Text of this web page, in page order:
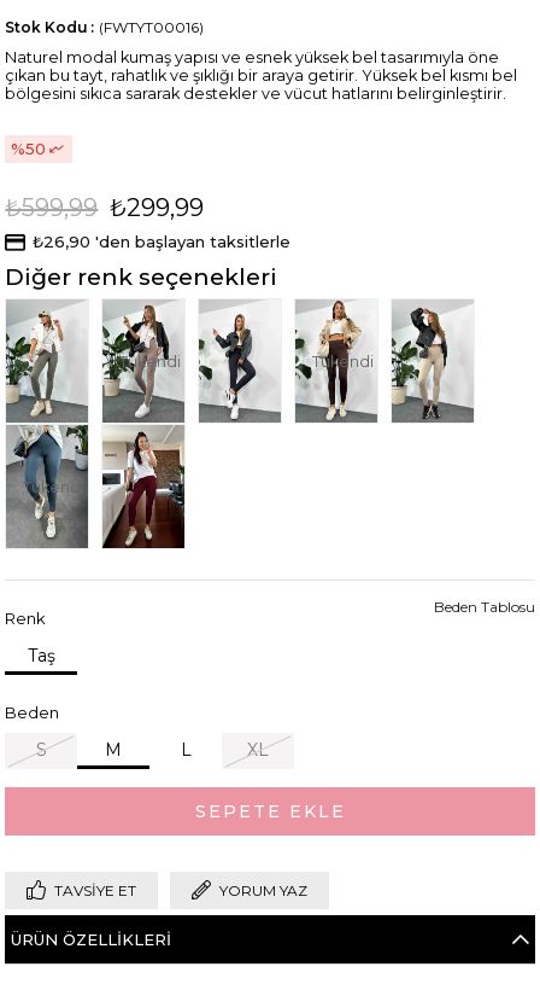
(FWTYT00016)
Stok Kodu
Naturel modal kumaş yapısı ve esnek yüksek bel tasarımıyla öne
çıkan bu tayt, rahatlık ve şıklığı bir araya getirir. Yüksek bel kısmı bel
bölgesini sıkıca sararak destekler ve vücut hatlarını belirginleştirir.
50
₺599,99 ₺299,99
₺26,90 'den başlayan taksitlerle
Diğer renk seçenekleri
Tükendi Tükendi
Tükendi
Renk
Taş
Beden
S M L XL
Beden Tablosu
TAVSIYE ET YORUM YAZ
ÜRÜN ÖZELLIKLERI